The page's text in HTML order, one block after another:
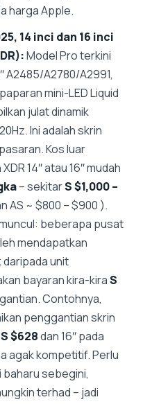
harga Apple.
14 inci dan 16 inci
Model Pro terkini
A2485/A2780/A2991,
mini-LED Liquid
julat dinamik
Ini adalah skrin
Kos luar
14″ atau 16″ mudah
– sekitarS $1,000 –
AS ~ $800 – $900 ).
beberapa pusat
mendapatkan
daripada unit
bayaran kira-kiraS
Contohnya,
penggantian skrin
$628dan 16″ pada
agak kompetitif. Perlu
sebegini,
terhad – jadi